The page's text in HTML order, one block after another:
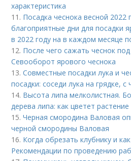
характеристика
11. Посадка чеснока весной 2022
благоприятные дни для посадки
в 2022 году на в каждом месяце
12. После чего сажать чеснок
Севооборот ярового чеснока
13.Совместные посадки лука и
посадки: соседи лука на грядке,
14. Высота липа мелколистная.
дерева липа: как цветет растение
15.Черная смородина Валовая
черной смородины Валовая
16. Когда обрезать клубнику и
Рекомендации по проведению